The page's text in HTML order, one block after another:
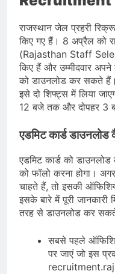
राजस्थान जेल प्रहरी
किए गए हैं। 8 अप्रैल को
(Rajasthan Staff
किए हैं और उम्मीदवार
को डाउनलोड कर सकते
इसे दो शिफ्ट्स में लिया
12 बजे तक और दोपहर
एडमिट कार्ड
एडमिट कार्ड को
को फॉलो करना होगा।
चाहते हैं, तो इसकी
इसके बारे में पूरी जानकारी
तरह से डाउनलोड कर
सबसे पहले
पर जाएं जो इस